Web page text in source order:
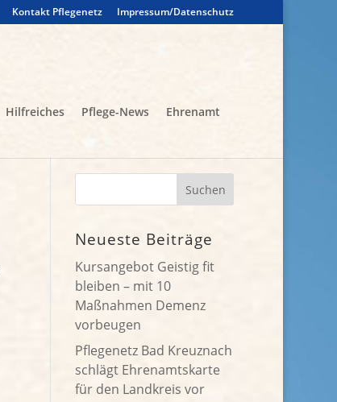
Kontakt Pflegenetz Impressum/Datenschutz
Hilfreiches Pflege-News
Ehrenamt
Neueste Beiträge
Kursangebot Geistig fit
bleiben – mit 10
Maßnahmen Demenz
vorbeugen
Pflegenetz Bad Kreuznach
schlägt Ehrenamtskarte
für den Landkreis vor